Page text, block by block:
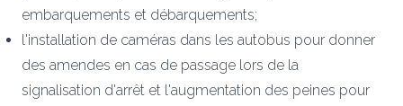
embarquements et débarquements;
l'installation de caméras dans les autobus pour donner
des amendes en cas de passage lors de la
signalisation d'arrêt et l'augmentation des peines pour